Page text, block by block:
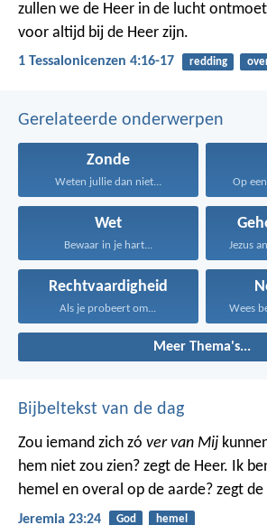
zullen we de Heer in de lucht
voor altijd bij de Heer zijn.
1 Tessalonicenzen 4:16-17 redding
Gerelateerde onderwerpen
Zonde
Weten jullie dan niet... Op
Wet
Bewaar in je hart...
Rechtvaardigheid
Als je probeert om...
Meer Thema's...
Bijbeltekst van de dag
Zou iemand zich zó ver van Mij
hem niet zou zien? zegt de Heer. Ik
hemel en overal op de aarde? zegt de
Jeremia 23:24 God hemel